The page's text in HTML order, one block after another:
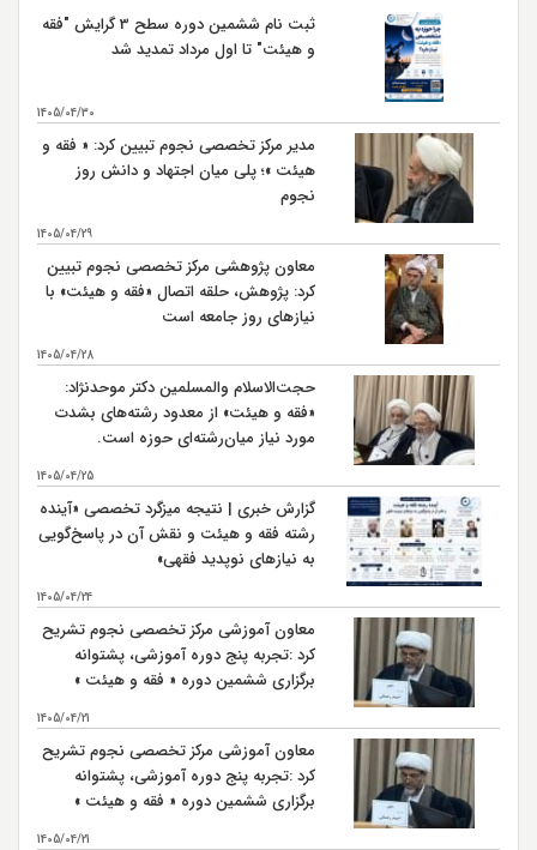
9 جنگ نهروان سال 38 هـ ق
14
شهادت محمد بن ابي بكر كارگزار حضرت امام علي (ع) در
مصر سال 38 هـ ق
17
شهادت حضرت امام علي بن موسی الرضا (ع) سال 203 هـ
ق بنا به روايتي
20
اربعين حسيني و ورود كاروان اهل بيت امام حسين (ع) به
28 رحلت حضرت رسول اكرم (ص)سال 11 هـ ق
28
روایتی
30
شهادت حضرت امام علي بن موسي الرضا (ع) سال 203 هـ
ق بنابر روایتی
ثبت نام ششمین دوره سطح 3 گرایش "فقه
و هیئت" تا اول مرداد تمدید شد
1405/04/30
مدیر مرکز تخصصی نجوم تبیین کرد: « فقه و
هیئت »؛ پلی میان اجتهاد و دانش روز
نجوم
1405/04/29
معاون پژوهشی مرکز تخصصی نجوم تبیین
کرد: پژوهش، حلقه اتصال «فقه و هیئت» با
نیازهای روز جامعه است
1405/04/28
حجت‌الاسلام والمسلمین دکتر موحدنژاد:
«فقه و هیئت» از معدود رشته‌های بشدت
مورد نیاز میان‌رشته‌ای حوزه است.
1405/04/25
گزارش خبری | نتیجه میزگرد تخصصی «آینده
رشته فقه و هیئت و نقش آن در پاسخ‌گویی
به نیازهای نوپدید فقهی»
1405/04/24
معاون آموزشی مرکز تخصصی نجوم تشریح
کرد :تجربه پنج دوره آموزشی، پشتوانه
برگزاری ششمین دوره « فقه و هیئت »
1405/04/21
معاون آموزشی مرکز تخصصی نجوم تشریح
کرد :تجربه پنج دوره آموزشی، پشتوانه
برگزاری ششمین دوره « فقه و هیئت »
1405/04/21